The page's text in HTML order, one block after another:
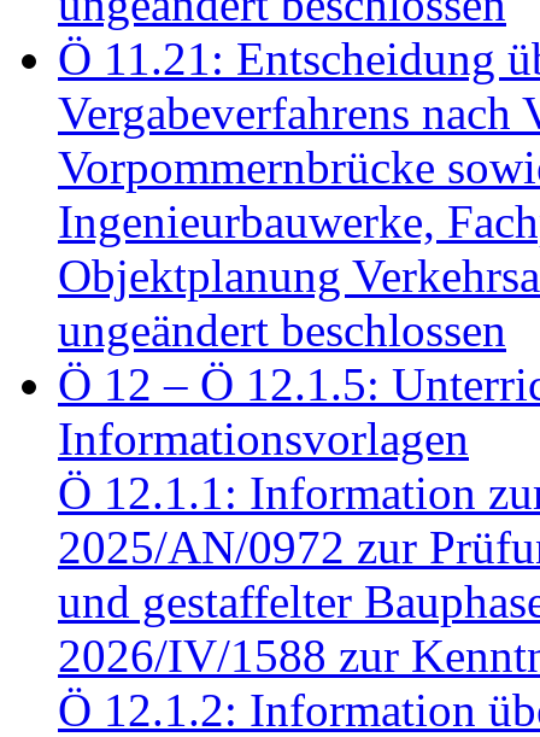
Ö 11.21: Entscheidung
Vergabeverfahrens
Vorpommernbrücke
Ingenieurbauwerke,
Objektplanung
ungeändert beschlossen
Ö 12 – Ö 12.1.5:
Informationsvorlagen
Ö 12.1.1: Information
2025/AN/0972 zur
und gestaffelter
2026/IV/1588 zur
Ö 12.1.2: Information